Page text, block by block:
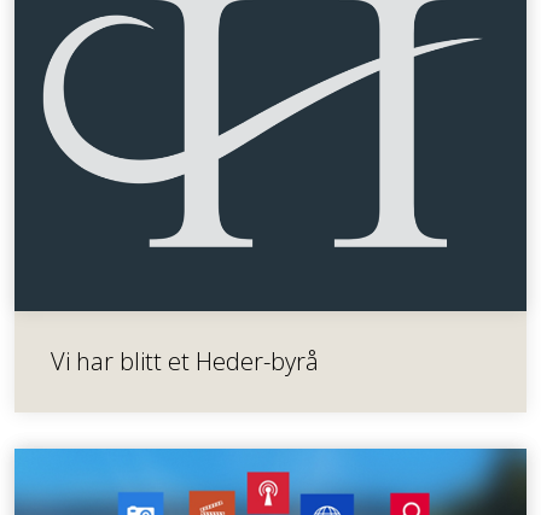
Vi har blitt et Heder-byrå